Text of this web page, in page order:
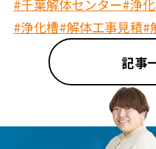
#千葉解体センター#浄
#浄化槽#解体工事見積#
記事